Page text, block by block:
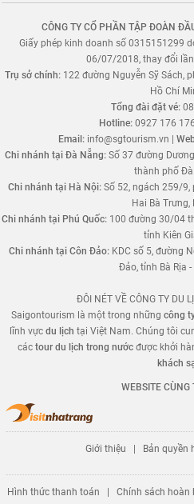
CÔNG TY CỔ PHẦN TẬP ĐOÀN
Giấy phép kinh doanh số 0315151299
06/07/2018, thay đổi
Trụ sở chính: 122 đường Nguyễn Sỹ Sách,
Hồ Chí
Tổng đài đặt vé:
Hotline: 0927 176
Email: info@sgtourism.vn |
Chi nhánh tại Đà Nẵng: Số 37 đường
thành phố
Chi nhánh tại Hà Nội: Số 52, ngách 259/9,
Hai Bà Trưng,
Chi nhánh tại Phú Quốc: 100 đường 30/04
tỉnh Kiên
Chi nhánh tại Côn Đảo: KDC số 5, đường
Đảo, tỉnh Bà Rịa -
ĐÔI NÉT VỀ CÔNG TY DU
Saigontourism là một trong những công
lĩnh vựcdu lịch tại Việt Nam. Chúng tôi
cáctour du lịch trong nước được khởi
khách
WEBSITE CÙNG
Giới thiệu Bản quyền
Hình thức thanh toán |Chính sách hoàn